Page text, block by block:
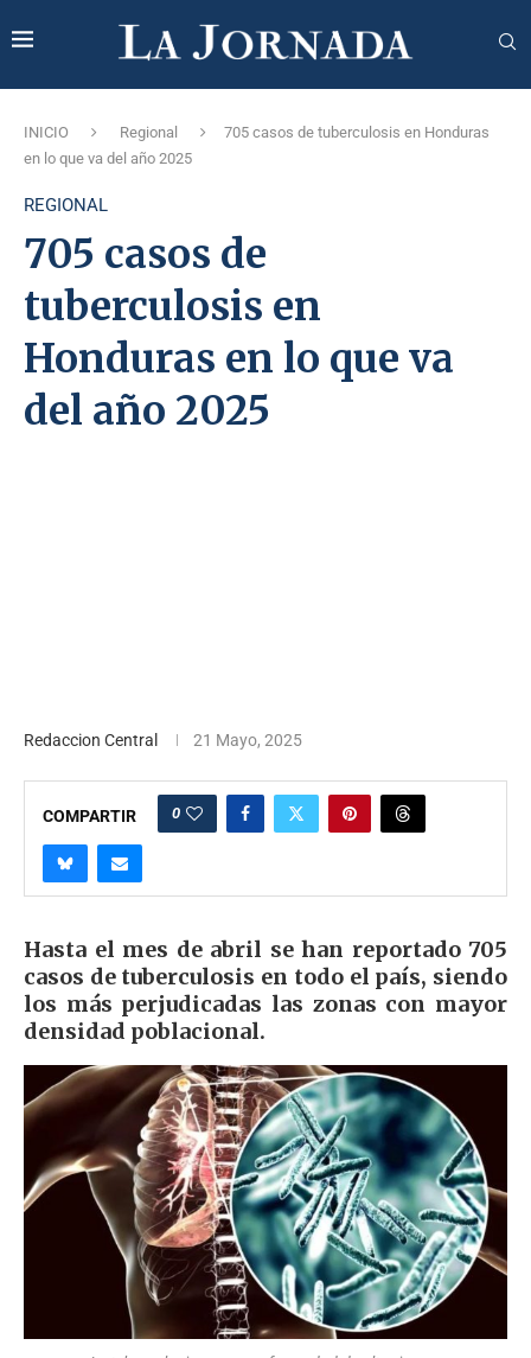
INICIO Regional
705 casos de tuberculosis en Honduras
en lo que va del año 2025
REGIONAL
705 casos de
tuberculosis en
Honduras en lo que va
del año 2025
Redaccion Central 21 Mayo, 2025
COMPARTIR 0
Hasta el mes de abril se han reportado 705
casos de tuberculosis en todo el país, siendo
los más perjudicadas las zonas con mayor
densidad poblacional.